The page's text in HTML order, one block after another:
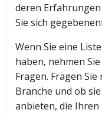
deren
Sie sich
Wenn Sie eine
haben, nehmen
Fragen. Fragen
Branche und ob
anbieten, die